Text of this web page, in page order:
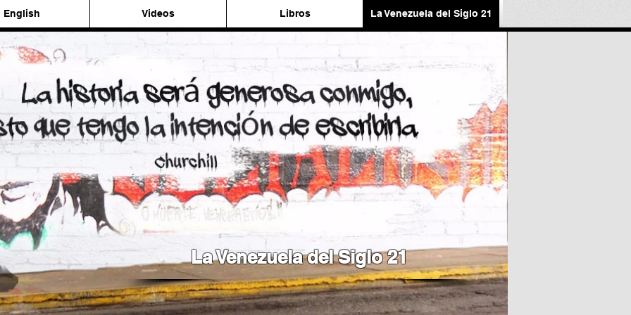
English Videos Libros La Venezuela del Siglo 21
La Venezuela del Siglo 21